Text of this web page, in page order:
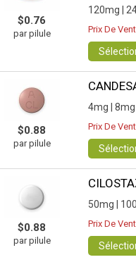
$0.76
par pilule
120mg |
Prix De
$0.88
par pilule
4mg | 8mg |
Prix De
$0.88
par pilule
50mg |
Prix De